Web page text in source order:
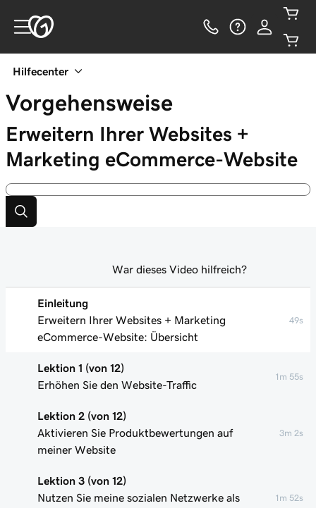
Hilfecenter
Vorgehensweise
Erweitern Ihrer Websites +
Marketing eCommerce-Website
Einleitung
Erweitern Ihrer Websites + Marketing
eCommerce-Website: Übersicht
49s
Lektion 1 (von 12)
Erhöhen Sie den Website-Traffic
1m 55s
Lektion 2 (von 12)
Aktivieren Sie Produktbewertungen auf
meiner Website
3m 2s
Lektion 3 (von 12)
Nutzen Sie meine sozialen Netzwerke als
1m 52s
War dieses Video hilfreich?